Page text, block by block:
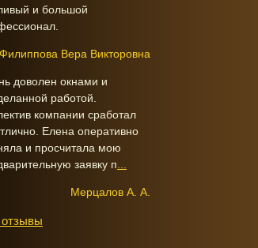
и большой
Филиппова Вера Викторовна
доволен окнами и
работой.
компании сработал
Елена оперативно
и просчитала мою
заявку п
Мерцалов А. А.